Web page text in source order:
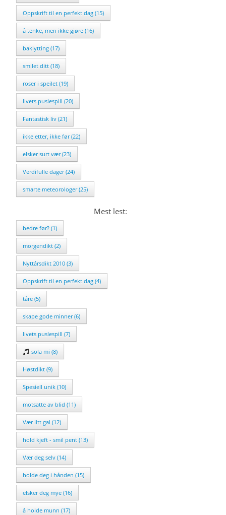
Oppskrift til en perfekt dag (15)
å tenke, men ikke gjøre (16)
baklytting (17)
smilet ditt (18)
roser i speilet (19)
livets puslespill (20)
Fantastisk liv (21)
ikke etter, ikke før (22)
elsker surt vær (23)
Verdifulle dager (24)
smarte meteorologer (25)
Mest lest:
bedre før? (1)
morgendikt (2)
Nyttårsdikt 2010 (3)
Oppskrift til en perfekt dag (4)
tåre (5)
skape gode minner (6)
livets puslespill (7)
sola mi (8)
Høstdikt (9)
Spesiell unik (10)
motsatte av blid (11)
Vær litt gal (12)
hold kjeft - smil pent (13)
Vær deg selv (14)
holde deg i hånden (15)
elsker deg mye (16)
å holde munn (17)